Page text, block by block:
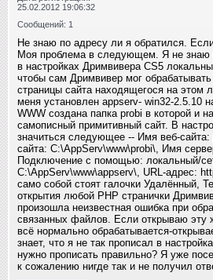
25.02.2012 19:06:32
Сообщений: 1
Не знаю по адресу ли я обратился.
Моя проблема в следующем. Я не знаю
в настройках Дримвивера CS5
чтобы сам Дримвивер мог
страницы сайта находящегося на этом
меня установлен appserv- win32-2.5.10
WWW создана папка probi в которой и
самописный примитивный сайт. В
значиться следующее -- Имя веб-сайта:
сайта: C:\AppServ\www\probi\, Имя
Подключение с помощью: локальный/
C:\AppServ\www\appserv\, URL-адрес:
само собой стоят галочки Удалённый,
открытия любой PHP странички
произошла неизвестная ошибка при
связанных файлов. Если открываю эту
всё нормально обрабатывается-
знает, что я не так прописал в
нужно прописать правильно? Я уже
к сожалению нигде так и не получил